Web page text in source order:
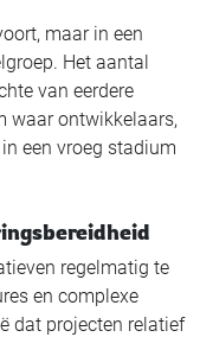
maar in een
Het aantal
van eerdere
waar ontwikkelaars,
een vroeg stadium
regelmatig te
en complexe
dat projecten relatief